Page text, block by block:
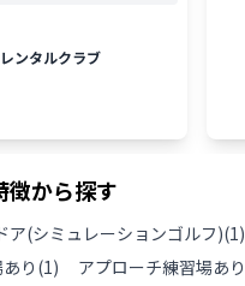
レンタルクラブ
徴から探す
ア(シミュレーションゴルフ)(1)
り(1) アプローチ練習場あり